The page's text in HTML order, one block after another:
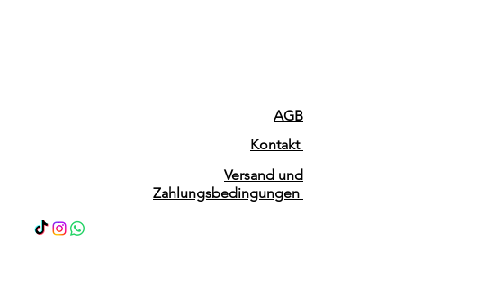
AGB
Kontakt
Versand und
Zahlungsbedingungen